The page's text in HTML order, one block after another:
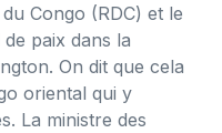
Congo (RDC) et le
paix dans la
On dit que cela
oriental qui y
La ministre des